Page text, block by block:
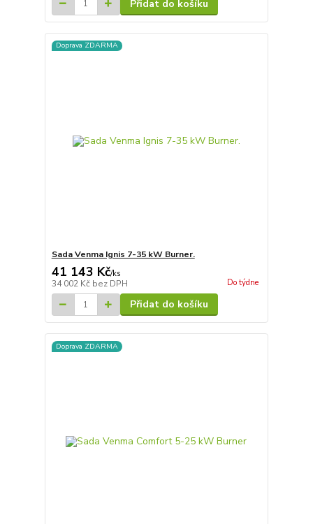
Přidat do košíku
Doprava ZDARMA
Sada Venma Ignis 7-35 kW Burner.
41 143 Kč/ks
34 002 Kč bez DPH Do týdne
Přidat do košíku
Doprava ZDARMA